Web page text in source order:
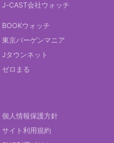
J-CAST会社ウォッチ
BOOKウォッチ
東京バーゲンマニア
Jタウンネット
ゼロまる
個人情報保護方針
サイト利用規約